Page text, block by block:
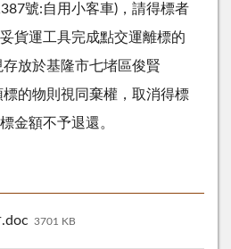
號:自用小客車)，請得標者
貨運工具完成點交運離標的
放於基隆市七堵區俊賢
的物則視同棄權，取消得標
金額不予退還。
3701 KB